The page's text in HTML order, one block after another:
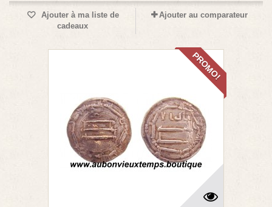
Ajouter à ma liste de
cadeaux
Ajouter au comparateur
PROMO!